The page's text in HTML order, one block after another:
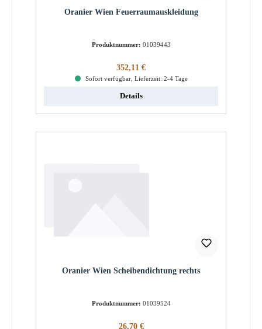
Oranier Wien Feuerraumauskleidung
Produktnummer: 01039443
Regulärer Preis:
352,11 €
Sofort verfügbar, Lieferzeit: 2-4 Tage
Details
Oranier Wien Scheibendichtung rechts
Produktnummer: 01039524
Regulärer Preis:
26,70 €